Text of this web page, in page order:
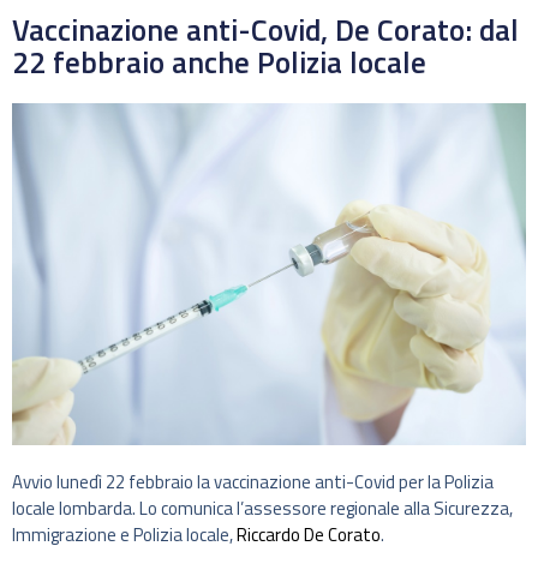
Vaccinazione anti-Covid, De Corato: dal
22 febbraio anche Polizia locale
Avvio lunedì 22 febbraio la vaccinazione anti-Covid per la Polizia
locale lombarda. Lo comunica l’assessore regionale alla Sicurezza,
Immigrazione e Polizia locale,Riccardo De Corato.